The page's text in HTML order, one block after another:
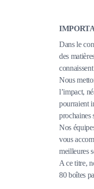
Dans le
des
Nous
l’impact,
pourraient
prochaines
Nos
vous
meilleures
A ce titre,
80 boîtes